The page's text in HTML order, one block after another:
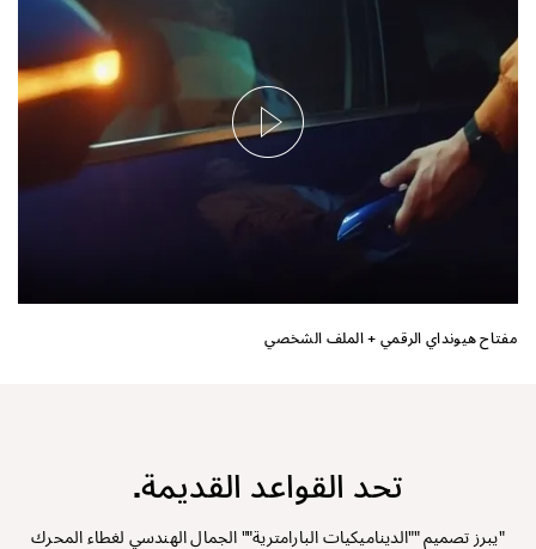
مفتاح هيونداي الرقمي + الملف الشخصي
تحد القواعد القديمة.
"يبرز تصميم ""الديناميكيات البارامترية"" الجمال الهندسي لغطاء المحرك